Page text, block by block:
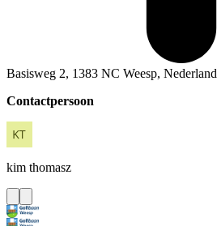
Basisweg 2, 1383 NC Weesp, Nederland
Contactpersoon
kim thomasz